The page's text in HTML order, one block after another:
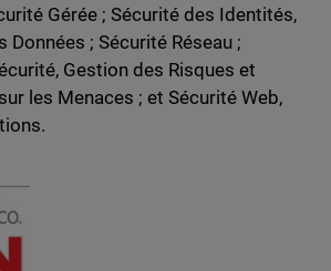
Gérée ; Sécurité des Identités,
Données ; Sécurité Réseau ;
Gestion des Risques et
les Menaces ; et Sécurité Web,